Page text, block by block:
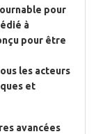
pour
à
pour être
les acteurs
et
avancées